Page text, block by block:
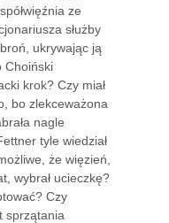
ze
służby
ukrywając ją
Choiński
krok? Czy miał
bo zlekceważona
nagle
tyle wiedział
że więzień,
wybrał ucieczkę?
Czy
sprzątania